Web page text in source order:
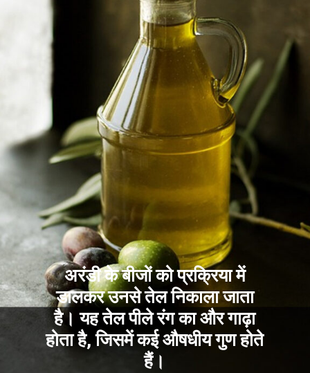
अरंडी के बीजों को प्रक्रिया में
डालकर उनसे तेल निकाला जाता
है। यह तेल पीले रंग का और गाढ़ा
होता है, जिसमें कई औषधीय गुण होते
हैं।